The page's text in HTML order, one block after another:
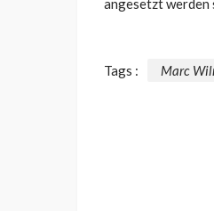
angesetzt werden
Tags : Marc